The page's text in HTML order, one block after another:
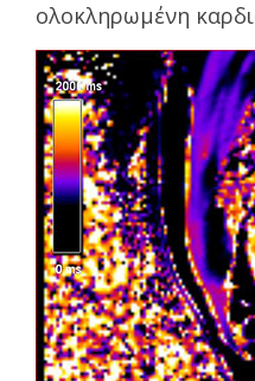
ολοκληρωμένη